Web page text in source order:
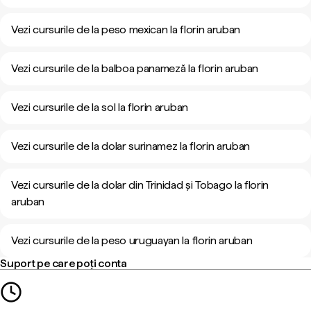
Vezi cursurile de la peso mexican la florin aruban
Vezi cursurile de la balboa panameză la florin aruban
Vezi cursurile de la sol la florin aruban
Vezi cursurile de la dolar surinamez la florin aruban
Vezi cursurile de la dolar din Trinidad și Tobago la florin
aruban
Vezi cursurile de la peso uruguayan la florin aruban
Suport pe care poți conta